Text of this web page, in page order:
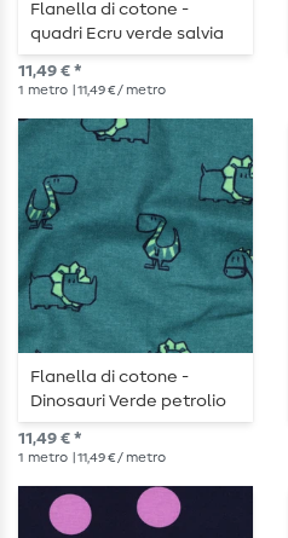
Flanella di cotone -
quadri Ecru verde salvia
11,49 € *
1 metro | 11,49 € / metro
Flanella di cotone -
Dinosauri Verde petrolio
11,49 € *
1 metro | 11,49 € / metro